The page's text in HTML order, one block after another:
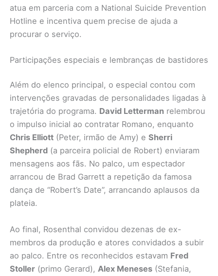
atua em parceria com a National Suicide Prevention
Hotline e incentiva quem precise de ajuda a
procurar o serviço.
Participações especiais e lembranças de bastidores
Além do elenco principal, o especial contou com
intervenções gravadas de personalidades ligadas à
trajetória do programa. David Letterman relembrou
o impulso inicial ao contratar Romano, enquanto
Chris Elliott (Peter, irmão de Amy) e Sherri
Shepherd (a parceira policial de Robert) enviaram
mensagens aos fãs. No palco, um espectador
arrancou de Brad Garrett a repetição da famosa
dança de “Robert’s Date”, arrancando aplausos da
plateia.
Ao final, Rosenthal convidou dezenas de ex-
membros da produção e atores convidados a subir
ao palco. Entre os reconhecidos estavam Fred
Stoller (primo Gerard), Alex Meneses (Stefania,